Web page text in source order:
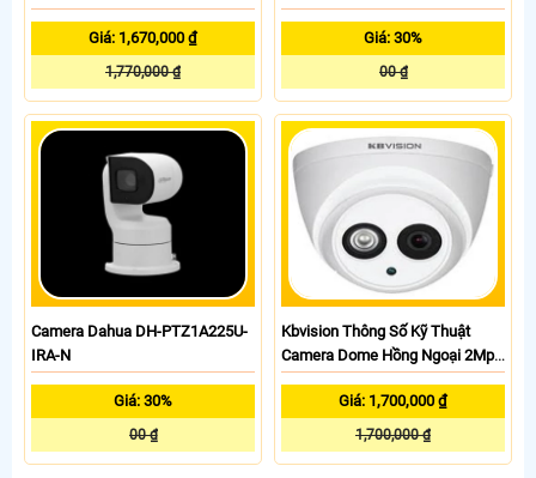
Giá: 1,670,000 ₫
1,770,000 ₫
Giá: 30%
00 ₫
Camera Dahua DH-PTZ1A225U-
IRA-N
Giá: 30%
00 ₫
Kbvision Thông Số Kỹ Thuật
Camera Dome Hồng Ngoại 2Mp
Giá: 1,700,000 ₫
1,700,000 ₫